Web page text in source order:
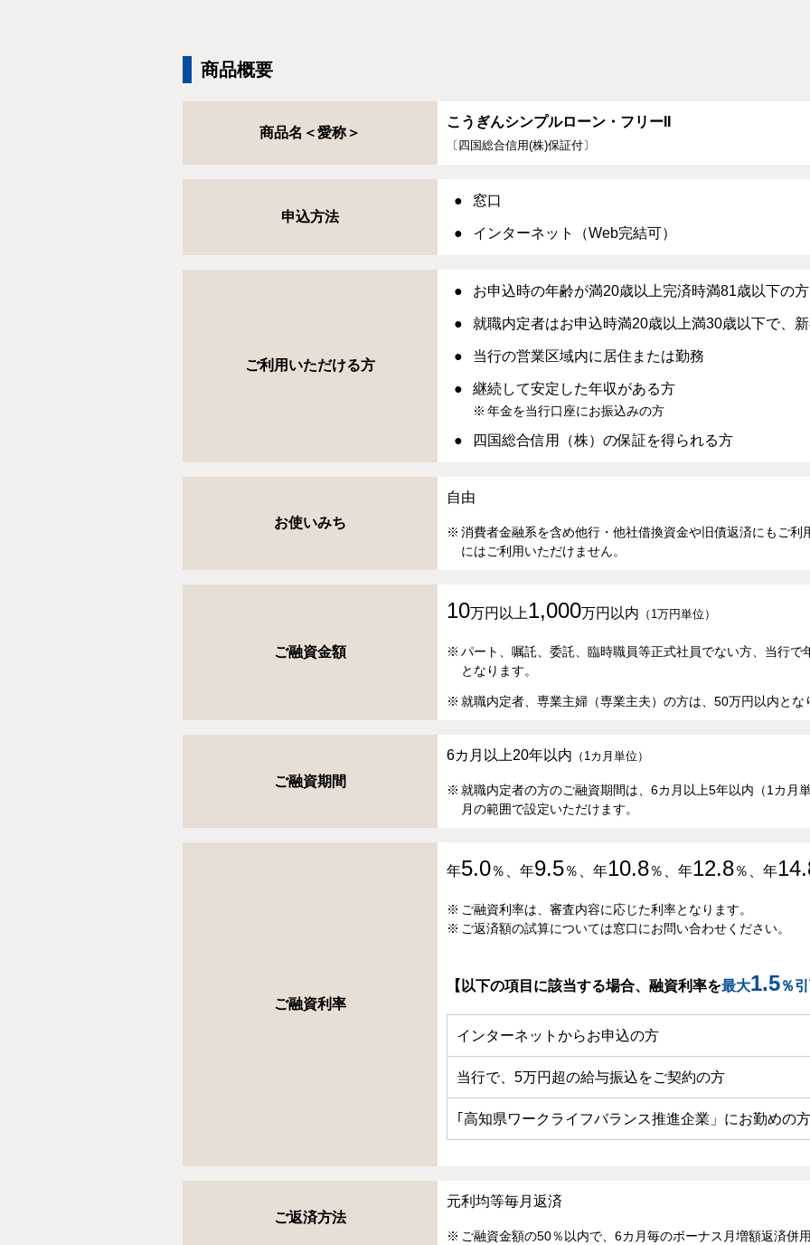
商品概要
商品名＜愛称＞
こうぎんシンプルローン・フリーII
〔四国総合信用(株)保証付〕
申込方法
窓口
インターネット（Web完結可）
ご利用いただける方
お申込時の年齢が満20歳以上完済時満81歳以下の方
就職内定者はお申込時満20歳以上満30歳以下で、
当行の営業区域内に居住または勤務
継続して安定した年収がある方
年金を当行口座にお振込みの方
四国総合信用（株）の保証を得られる方
お使いみち
自由
消費者金融系を含め他行・他社借換資金や旧債返済にもご
にはご利用いただけません。
ご融資金額
10万円以上1,000万円以内 （1万円単位）
パート、嘱託、委託、臨時職員等正式社員でない方、当行
となります。
就職内定者、専業主婦（専業主夫）の方は、50万円以内とな
ご融資期間
6カ月以上20年以内 （1カ月単位）
就職内定者の方のご融資期間は、6カ月以上5年以内（1カ月
月の範囲で設定いただけます。
ご融資利率
年5.0％、年9.5％、年10.8％、年12.8％、年
ご融資利率は、審査内容に応じた利率となります。
ご返済額の試算については窓口にお問い合わせください。
【以下の項目に該当する場合、融資利率を最大1.5％
インターネットからお申込の方
当行で、5万円超の給与振込をご契約の方
｢高知県ワークライフバランス推進企業」にお勤めの方
ご返済方法
元利均等毎月返済
ご融資金額の50％以内で、6カ月毎のボーナス月増額返済併